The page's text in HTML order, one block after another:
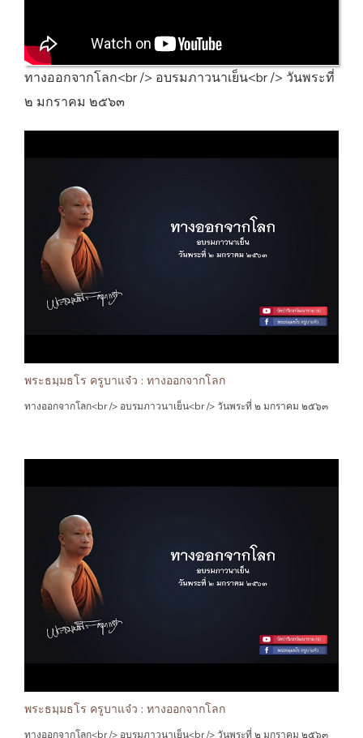
ทางออกจากโลก<br /> อบรมภาวนาเย็น<br /> วันพระที่
๒ มกราคม ๒๕๖๓
พระธมฺมธโร ครูบาแจ๋ว : ทางออกจากโลก
ทางออกจากโลก<br /> อบรมภาวนาเย็น<br /> วันพระที่ ๒ มกราคม ๒๕๖๓
พระธมฺมธโร ครูบาแจ๋ว : ทางออกจากโลก
ทางออกจากโลก<br /> อบรมภาวนาเย็น<br /> วันพระที่ ๒ มกราคม ๒๕๖๓